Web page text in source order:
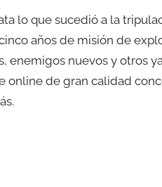
lo que sucedió a la
años de misión de
enemigos nuevos y otros
online de gran calidad